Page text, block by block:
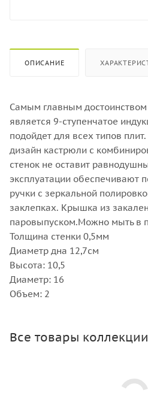
ОПИСАНИЕ
Самым главным
является 9-ступенчатое
подойдет для всех типов
дизайн кастрюли с
стенок не оставит
эксплуатации обеспечивают
ручки с зеркальной
заклепках. Крышка из
паровыпуском.Можно мыть в
Толщина стенки 0,5мм
Диаметр дна 12,7см
Высота: 10,5
Диаметр: 16
Объем: 2
Все товары коллекции